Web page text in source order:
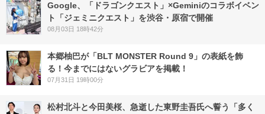
Google、「ドラゴンクエスト」×Geminiのコラボイベン
ト「ジェミニクエスト」を渋谷・原宿で開催
08月03日 18時42分
本郷柚巴が「BLT MONSTER Round 9」の表紙を飾
る！今までにはないグラビアを掲載！
07月31日 19時00分
松村北斗と今田美桜、急逝した東野圭吾氏へ誓う「多く